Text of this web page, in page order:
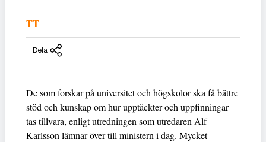
TT
Dela
De som forskar på universitet och högskolor ska få bättre
stöd och kunskap om hur upptäckter och uppfinningar
tas tillvara, enligt utredningen som utredaren Alf
Karlsson lämnar över till ministern i dag. Mycket